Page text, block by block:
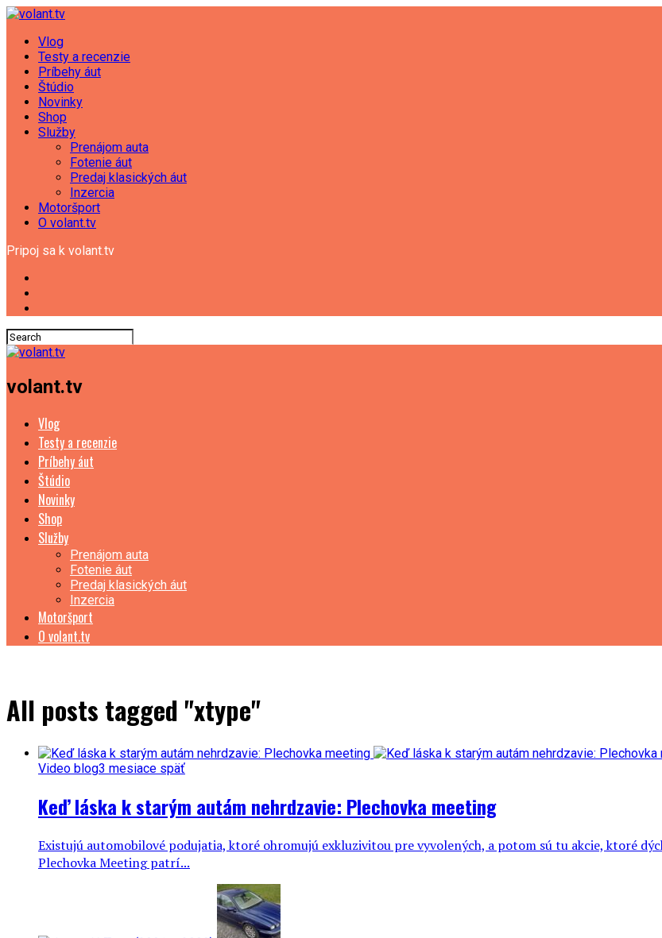
Vlog
Testy a recenzie
Príbehy áut
Štúdio
Novinky
Shop
Služby
Prenájom auta
Fotenie áut
Predaj klasických áut
Inzercia
Motoršport
O volant.tv
Pripoj sa k volant.tv
volant.tv
Vlog
Testy a recenzie
Príbehy áut
Štúdio
Novinky
Shop
Služby
Prenájom auta
Fotenie áut
Predaj klasických áut
Inzercia
Motoršport
O volant.tv
All posts tagged "xtype"
Video blog3 mesiace späť
Keď láska k starým autám nehrdzavie: Plechovka meeting
Existujú automobilové podujatia, ktoré ohromujú exkluzivitou pre vyvolených, a potom sú tu akcie, ktoré
Plechovka Meeting patrí...